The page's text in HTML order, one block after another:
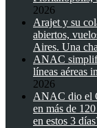
2026
Arajet y su
abiertos,
Aires. Una
ANAC
líneas aéreas
2026
ANAC dio el
en más de
en estos 3